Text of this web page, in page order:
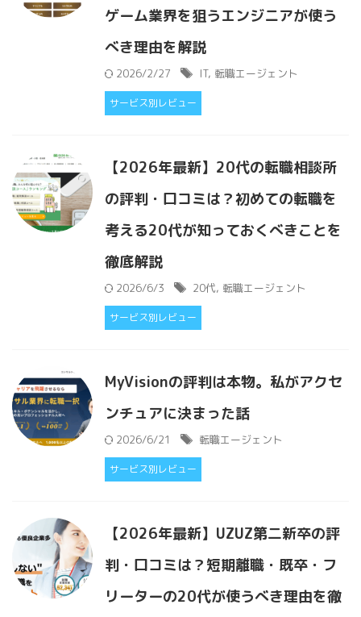
ゲーム業界を狙うエンジニアが使う
べき理由を解説
2026/2/27 IT, 転職エージェント
サービス別レビュー
【2026年最新】20代の転職相談所
の評判・口コミは？初めての転職を
考える20代が知っておくべきことを
徹底解説
2026/6/3 20代, 転職エージェント
サービス別レビュー
MyVisionの評判は本物。私がアクセ
ンチュアに決まった話
2026/6/21 転職エージェント
サービス別レビュー
【2026年最新】UZUZ第二新卒の評
判・口コミは？短期離職・既卒・フ
リーターの20代が使うべき理由を徹